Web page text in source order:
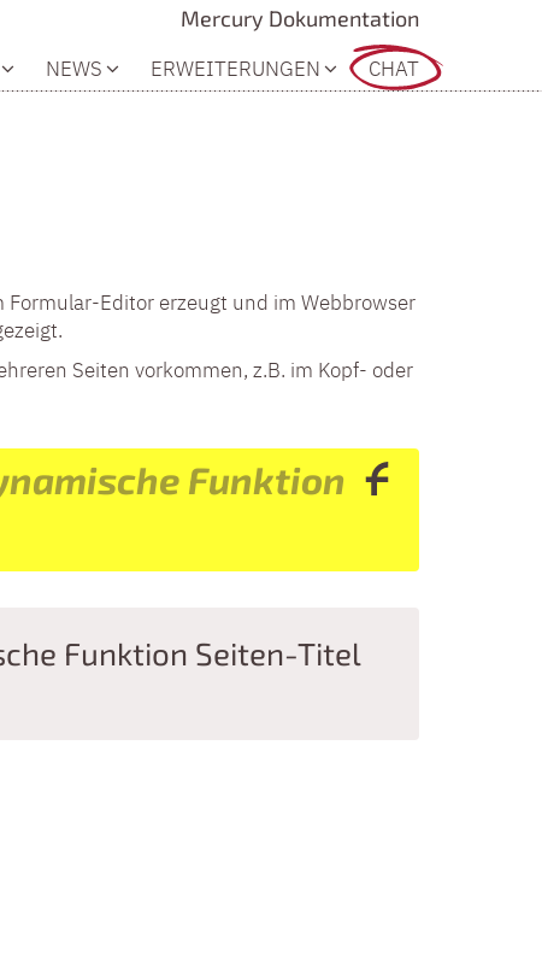
Mercury Dokumentation
NEWS ERWEITERUNGEN CHAT
Formular-Editor erzeugt und im Webbrowser
Seiten vorkommen, z.B. im Kopf- oder
Funktion
Funktion Seiten-Titel